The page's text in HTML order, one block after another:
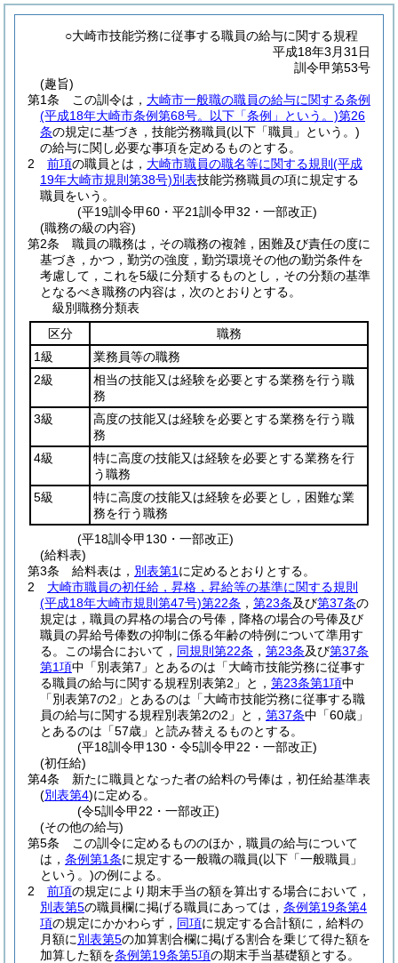
○大崎市技能労務に従事する職員の給与に関する規程
平成18年3月31日
訓令甲第53号
(趣旨)
第1条
この訓令は， 大崎市一般職の職員の給与に関する条例
(平成18年大崎市条例第68号。以下「条例」という。)第26
条の規定に基づき，技能労務職員(以下「職員」という。)
の給与に関し必要な事項を定めるものとする。
2
前項の職員とは， 大崎市職員の職名等に関する規則 (平成
19年大崎市規則第38号)別表技能労務職員の項に規定する
職員をいう。
(平19訓令甲60・平21訓令甲32・一部改正)
(職務の級の内容)
第2条
職員の職務は，その職務の複雑，困難及び責任の度に
基づき，かつ，勤労の強度，勤労環境その他の勤労条件を
考慮して，これを5級に分類するものとし，その分類の基準
となるべき職務の内容は，次のとおりとする。
級別職務分類表
区分
職務
1級
業務員等の職務
2級
相当の技能又は経験を必要とする業務を行う職
務
3級
高度の技能又は経験を必要とする業務を行う職
務
4級
特に高度の技能又は経験を必要とする業務を行
う職務
5級
特に高度の技能又は経験を必要とし，困難な業
務を行う職務
(平18訓令甲130・一部改正)
(給料表)
第3条
給料表は， 別表第1 に定めるとおりとする。
2
大崎市職員の初任給，昇格，昇給等の基準に関する規則
(平成18年大崎市規則第47号)第22条 ， 第23条及び第37条の
規定は，職員の昇格の場合の号俸，降格の場合の号俸及び
職員の昇給号俸数の抑制に係る年齢の特例について準用す
る。
この場合において， 同規則第22条 ， 第23条及び第37条
第1項中「別表第7」とあるのは「大崎市技能労務に従事す
る職員の給与に関する規程別表第2」と， 第23条第1項中
「別表第7の2」とあるのは「大崎市技能労務に従事する職
員の給与に関する規程別表第2の2」と， 第37条中「60歳」
とあるのは「57歳」と読み替えるものとする。
(平18訓令甲130・令5訓令甲22・一部改正)
(初任給)
第4条
新たに職員となった者の給料の号俸は，初任給基準表
(別表第4)に定める。
(令5訓令甲22・一部改正)
(その他の給与)
第5条
この訓令に定めるもののほか，職員の給与について
は， 条例第1条に規定する一般職の職員(以下「一般職員」
という。)の例による。
2
前項の規定により期末手当の額を算出する場合において，
別表第5の職員欄に掲げる職員にあっては， 条例第19条第4
項の規定にかかわらず， 同項に規定する合計額に，給料の
月額に別表第5の加算割合欄に掲げる割合を乗じて得た額を
加算した額を条例第19条第5項の期末手当基礎額とする。